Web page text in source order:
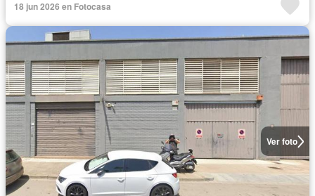
18 jun 2026 en Fotocasa
Ver foto